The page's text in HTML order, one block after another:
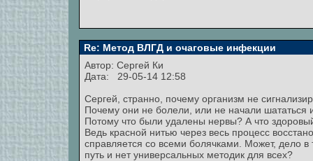
Re: Метод ВЛГД и очаговые инфекции
Автор: Сергей Ки
Дата: 29-05-14 12:58
Сергей, странно, почему организм не
Почему они не болели, или не начали шататься
Потому что были удалены нервы? А что
Ведь красной нитью через весь процесс
справляется со всеми болячками. Может, дело в
путь и нет универсальных методик для всех?